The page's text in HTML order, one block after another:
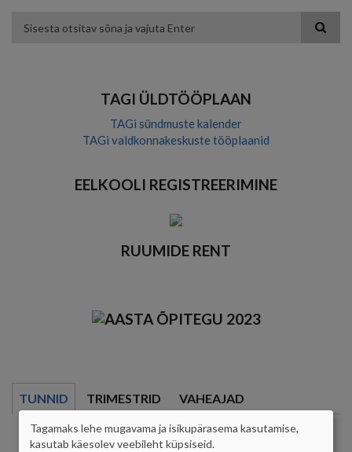
theme
TAGI ÜLDTÖÖPLAAN
TAGi sündmuste kalender
TAGi valdkonnakeskuste tööplaanid
EELKOOLI REGISTREERIMINE
RUUMIDE RENT
TUNNID TRIMESTRID VAHEAJAD
8.00 - 8.45
Tagamaks lehe mugavama ja isikupärasema kasutamise,
kasutab käesolev veebileht küpsiseid.